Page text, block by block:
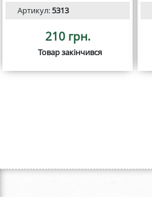
Артикул:5313
210 грн.
Товар закінчився